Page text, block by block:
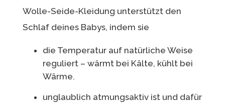
Wolle-Seide-Kleidung unterstützt den
Schlaf deines Babys, indem sie
die Temperatur auf natürliche Weise
reguliert – wärmt bei Kälte, kühlt bei
Wärme.
unglaublich atmungsaktiv ist und dafür